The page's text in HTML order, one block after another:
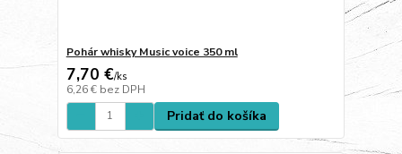
Pohár whisky Music voice 350 ml
7,70 €/ks
6,26 € bez DPH
Pridať do košíka